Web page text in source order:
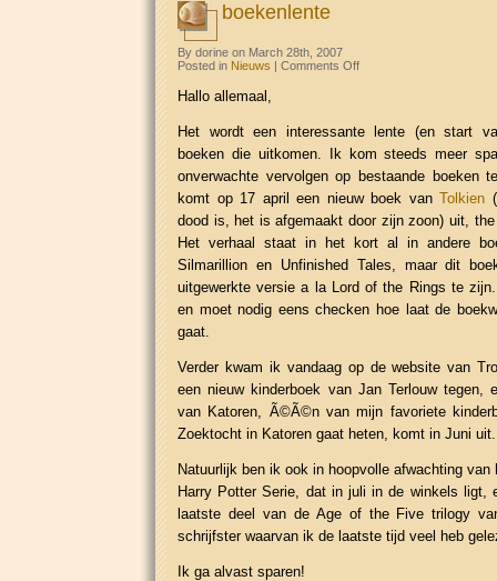
boekenlente
By dorine on March 28th, 2007
Posted in Nieuws | Comments Offon
Hallo allemaal,
Het wordt een interessante lente (en start
boeken die uitkomen. Ik kom steeds meer
onverwachte vervolgen op bestaande boeken
komt op 17 april een nieuw boek van Tolkien
dood is, het is afgemaakt door zijn zoon) uit,
Het verhaal staat in het kort al in andere
Silmarillion en Unfinished Tales, maar dit
uitgewerkte versie a la Lord of the Rings te
en moet nodig eens checken hoe laat de
gaat.
Verder kwam ik vandaag op de website van
een nieuw kinderboek van Jan Terlouw tegen,
van Katoren, Ã©Ã©n van mijn favoriete
Zoektocht in Katoren gaat heten, komt in Juni uit.
Natuurlijk ben ik ook in hoopvolle afwachting
Harry Potter Serie, dat in juli in de winkels ligt,
laatste deel van de Age of the Five trilogy
schrijfster waarvan ik de laatste tijd veel heb
Ik ga alvast sparen!